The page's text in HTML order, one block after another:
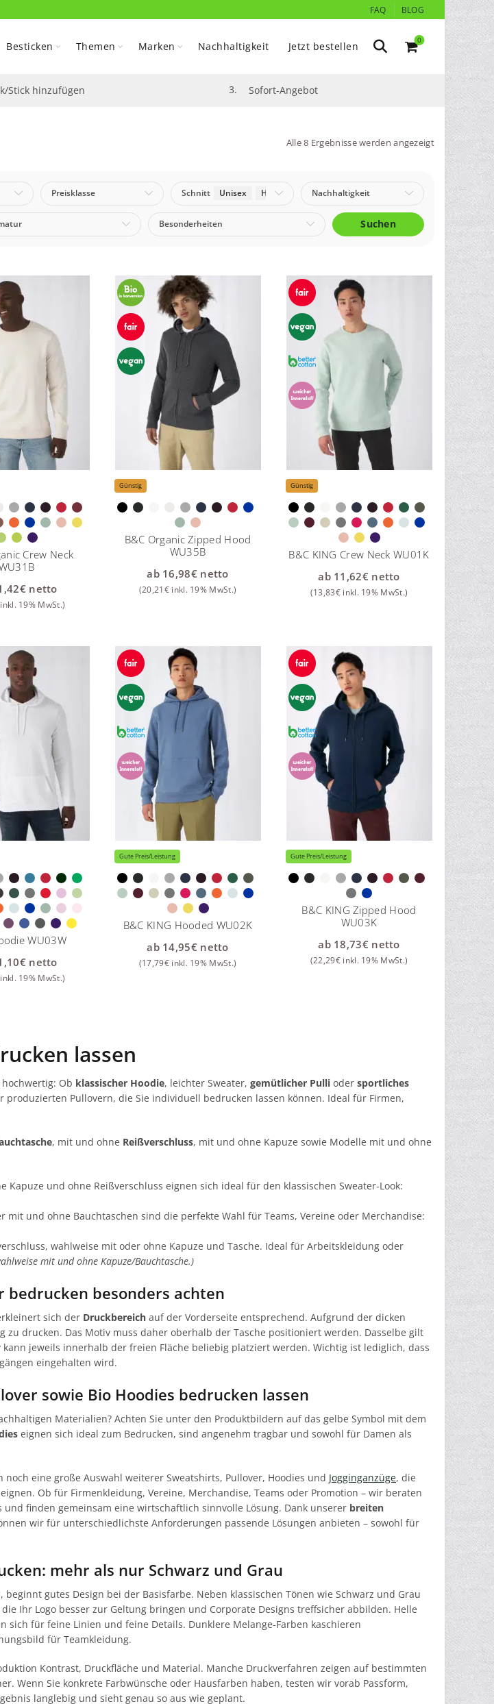
FAQ BLOG
Besticken Themen Marken Nachhaltigkeit Jetzt bestellen 0
Stick hinzufügen 3. Sofort-Angebot
Alle 8 Ergebnisse werden angezeigt
Preisklasse Schnitt Unisex Herren Nachhaltigkeit
Besonderheiten Suchen
Crew Neck
€netto
inkl. 19% MwSt.)
Günstig
B&C Organic Zipped Hood
WU35B
ab 16,98€netto
(20,21€ inkl. 19% MwSt.)
Günstig
B&C KING Crew Neck WU01K
ab 11,62€netto
(13,83€ inkl. 19% MwSt.)
WU03W
€netto
inkl. 19% MwSt.)
Gute Preis/Leistung
B&C KING Hooded WU02K
ab 14,95€netto
(17,79€ inkl. 19% MwSt.)
Gute Preis/Leistung
B&C KING Zipped Hood
WU03K
ab 18,73€netto
(22,29€ inkl. 19% MwSt.)
lassen
Ob klassischer Hoodie, leichter Sweater, gemütlicher Pulli oder sportliches
produzierten Pullovern, die Sie individuell bedrucken lassen können. Ideal für Firmen,
, mit und ohne Reißverschluss, mit und ohne Kapuze sowie Modelle mit und ohne
Kapuze und ohne Reißverschluss eignen sich ideal für den klassischen Sweater-Look:
mit und ohne Bauchtaschen sind die perfekte Wahl für Teams, Vereine oder Merchandise:
wahlweise mit oder ohne Kapuze und Tasche. Ideal für Arbeitskleidung oder
mit und ohne Kapuze/Bauchtasche.)
bedrucken besonders achten
sich der Druckbereich auf der Vorderseite entsprechend. Aufgrund der dicken
zu drucken. Das Motiv muss daher oberhalb der Tasche positioniert werden. Dasselbe gilt
jeweils innerhalb der freien Fläche beliebig platziert werden. Wichtig ist lediglich, dass
eingehalten wird.
sowie Bio Hoodies bedrucken lassen
Materialien? Achten Sie unter den Produktbildern auf das gelbe Symbol mit dem
eignen sich ideal zum Bedrucken, sind angenehm tragbar und sowohl für Damen als
eine große Auswahl weiterer Sweatshirts, Pullover, Hoodies und Jogginganzüge, die
Ob für Firmenkleidung, Vereine, Merchandise, Teams oder Promotion – wir beraten
finden gemeinsam eine wirtschaftlich sinnvolle Lösung. Dank unserer breiten
wir für unterschiedlichste Anforderungen passende Lösungen anbieten – sowohl für
mehr als nur Schwarz und Grau
gutes Design bei der Basisfarbe. Neben klassischen Tönen wie Schwarz und Grau
Ihr Logo besser zur Geltung bringen und Corporate Designs treffsicher abbilden. Helle
sich für feine Linien und feine Details. Dunklere Melange-Farben kaschieren
für Teamkleidung.
Kontrast, Druckfläche und Material. Manche Druckverfahren zeigen auf bestimmten
Wenn Sie konkrete Farbwünsche oder Hausfarben haben, testen wir vorab Passform,
langlebig und sieht genau so aus wie geplant.